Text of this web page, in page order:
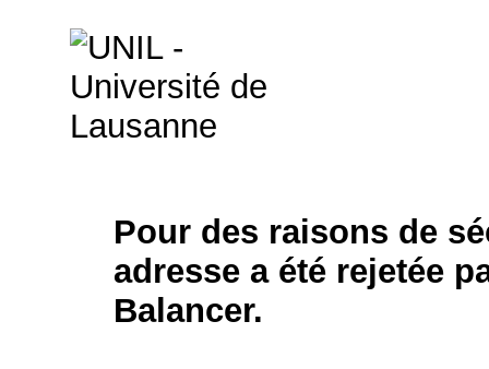
Pour des raisons de
adresse a été rejetée
Balancer.